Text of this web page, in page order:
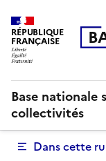
RÉPUBLIQUE
FRANÇAISE B
Base
collectivités
Dans cette